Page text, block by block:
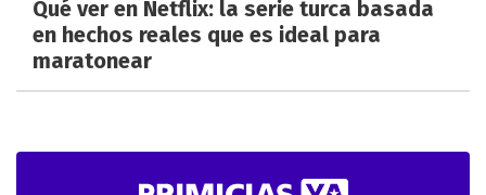
Qué ver en Netflix: la serie turca basada
en hechos reales que es ideal para
maratonear